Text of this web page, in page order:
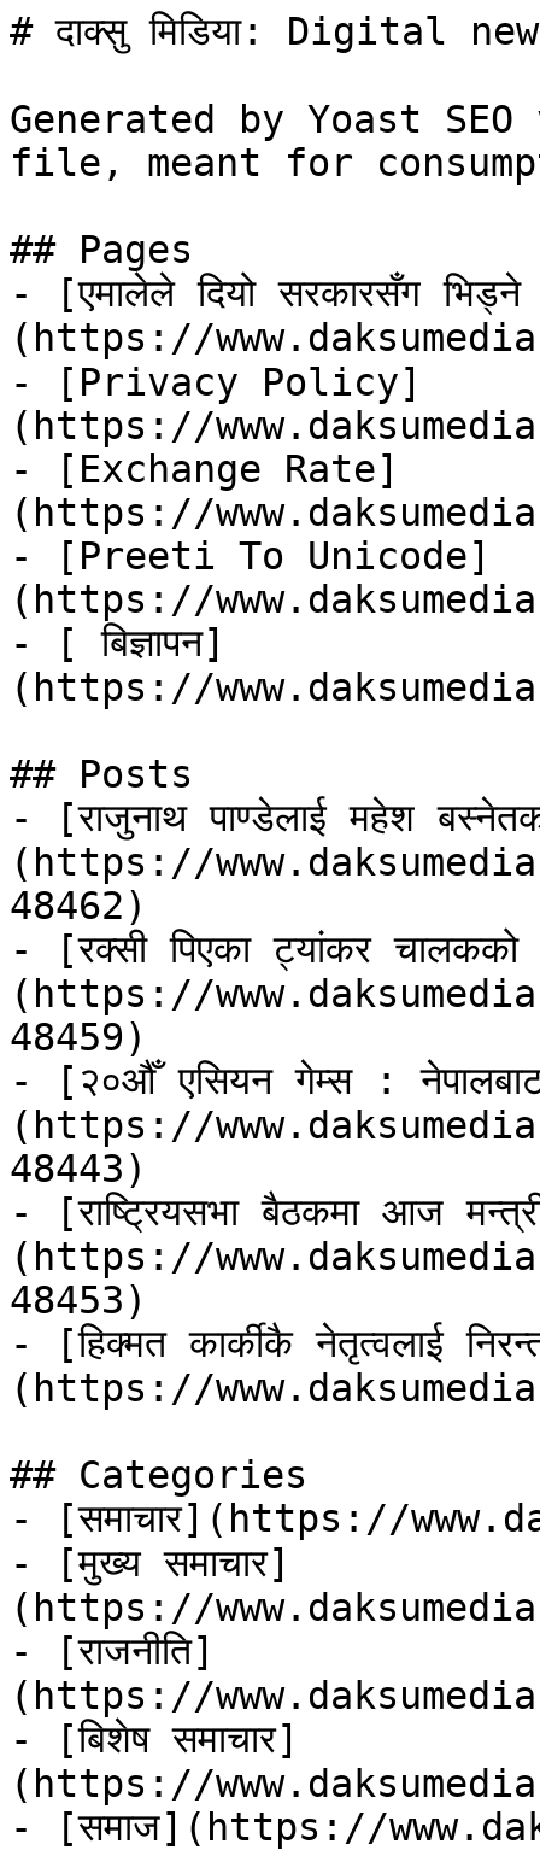
# दाक्सु मिडिया: Digital
Generated by Yoast
file, meant for
## Pages
- [एमालेले दियो सरकारसँग
(https://
- [Privacy Policy]
(https://
- [Exchange Rate]
(https://
- [Preeti To Unicode]
(https://
- [ बिज्ञापन]
(https://
## Posts
- [राजुनाथ पाण्डेलाई महेश
(https://
48462)
- [रक्सी पिएका ट्यांकर चालकको
(https://
48459)
- [२०औँ एसियन गेम्स :
(https://
48443)
- [राष्ट्रियसभा बैठकमा आज
(https://
48453)
- [हिक्मत कार्कीकै नेतृत्वलाई
(https://
## Categories
- [समाचार](https://
- [मुख्य समाचार]
(https://
- [राजनीति]
(https://
- [बिशेष समाचार]
(https://
- [समाज](https://